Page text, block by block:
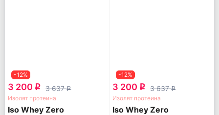
-12%
3 200 q 3 637q
Изолят протеина
Iso Whey Zero
-12%
3 200 q 3 637q
Изолят протеина
Iso Whey Zero